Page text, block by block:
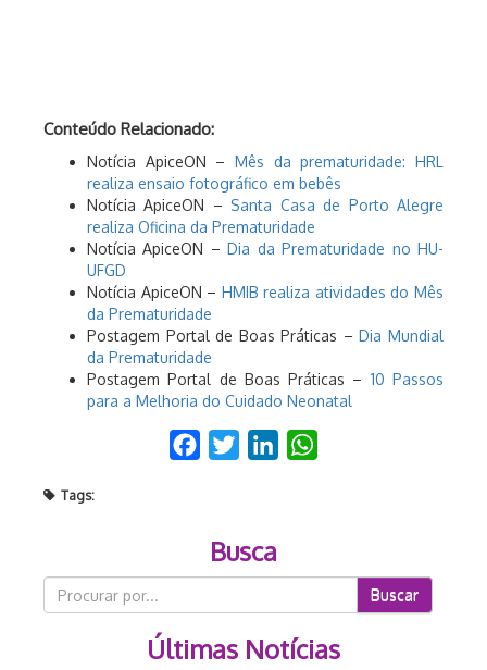
Conteúdo Relacionado:
Notícia ApiceON – Mês da prematuridade: HRL
realiza ensaio fotográfico em bebês
Notícia ApiceON – Santa Casa de Porto Alegre
realiza Oficina da Prematuridade
Notícia ApiceON –Dia da Prematuridade no HU-
UFGD
Notícia ApiceON – HMIB realiza atividades do Mês
da Prematuridade
Postagem Portal de Boas Práticas –Dia Mundial
da Prematuridade
Postagem Portal de Boas Práticas – 10 Passos
para a Melhoria do Cuidado Neonatal
FacebookTwitterLinkedIn
Tags:
Busca
Buscar
Últimas Notícias